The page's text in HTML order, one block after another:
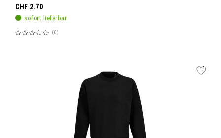
sofort lieferbar
Bewertung:
0
CHF 2.70